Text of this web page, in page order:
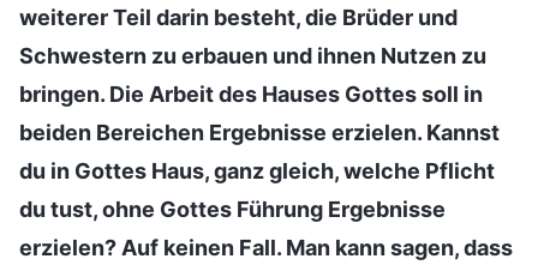
weiterer Teil darin besteht, die Brüder und
Schwestern zu erbauen und ihnen Nutzen zu
bringen. Die Arbeit des Hauses Gottes soll in
beiden Bereichen Ergebnisse erzielen. Kannst
du in Gottes Haus, ganz gleich, welche Pflicht
du tust, ohne Gottes Führung Ergebnisse
erzielen? Auf keinen Fall. Man kann sagen, dass